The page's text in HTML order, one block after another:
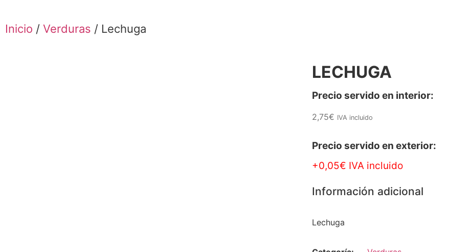
Inicio / Verduras / Lechuga
LECHUGA
Precio servido en interior:
2,75€ IVA incluido
Precio servido en exterior:
+0,05€ IVA incluido
Información adicional
Lechuga